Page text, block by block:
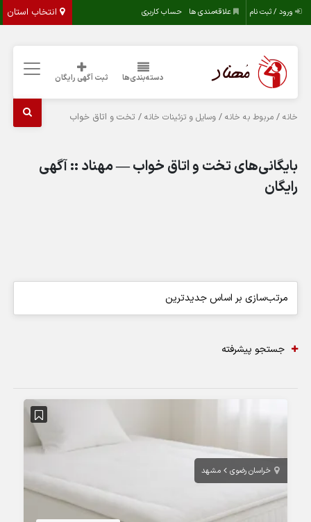
انتخاب استان ورود / ثبت نام علاقه‌مندی ها حساب کاربری
دسته‌بندی‌ها ثبت آگهی رایگان
خانه /مربوط به خانه /وسایل و تزئینات خانه / تخت و اتاق خواب
بایگانی‌های تخت و اتاق خواب — مهناد :: آگهی
رایگان
جستجو پیشرفته
خراسان رضوی مشهد